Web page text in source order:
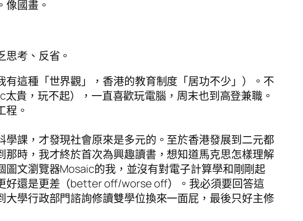
像國畫。
考、反省。
這種「世界觀」，香港的教育制度「居功不少」）。不
貴，玩不起），一直喜歡玩電腦，周末也到高登兼職。
程。
課，才發現社會原來是多元的。至於香港發展到二元都
時，我才終於首次為興趣讀書，想知道馬克思怎樣理解
文瀏覽器Mosaic的我，並沒有對電子計算學和剛剛起
好還是更差（better off/worse off）。我必須要回答這
學行政部門諮詢修讀雙學位換來一面屁，最後只好主修